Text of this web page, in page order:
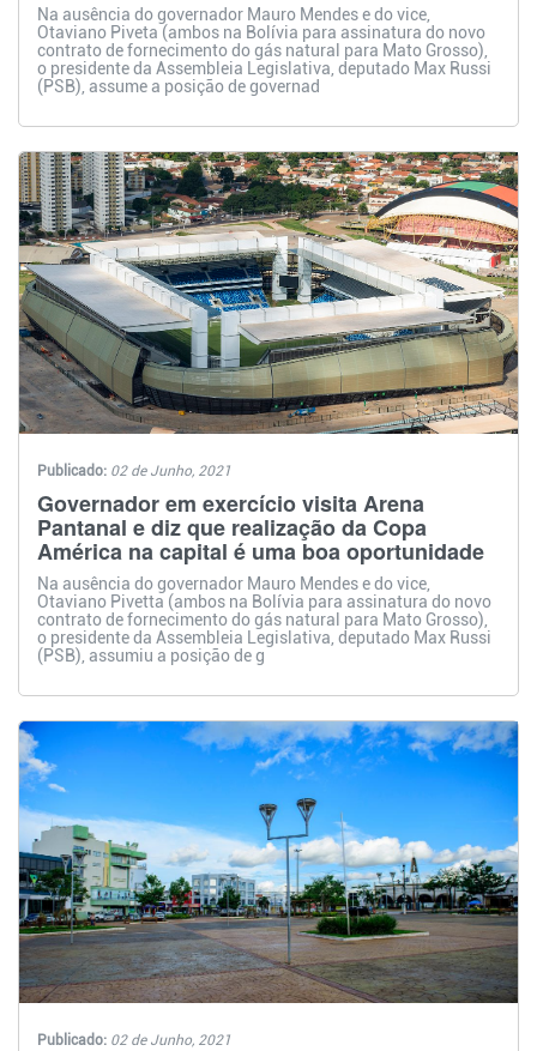
Na ausência do governador Mauro Mendes e do vice,
Otaviano Piveta (ambos na Bolívia para assinatura do novo
contrato de fornecimento do gás natural para Mato Grosso),
o presidente da Assembleia Legislativa, deputado Max Russi
(PSB), assume a posição de governad
Publicado: 02 de Junho, 2021
Governador em exercício visita Arena
Pantanal e diz que realização da Copa
América na capital é uma boa oportunidade
Na ausência do governador Mauro Mendes e do vice,
Otaviano Pivetta (ambos na Bolívia para assinatura do novo
contrato de fornecimento do gás natural para Mato Grosso),
o presidente da Assembleia Legislativa, deputado Max Russi
(PSB), assumiu a posição de g
Publicado: 02 de Junho, 2021